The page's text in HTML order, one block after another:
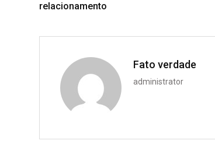
relacionamento
Fato verdade
administrator